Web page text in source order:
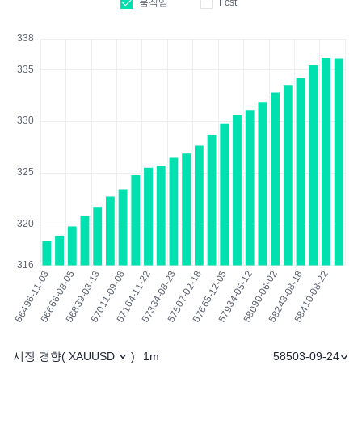
움직임 Fcst
시장 경향( XAUUSD ) 1m 58503-09-24